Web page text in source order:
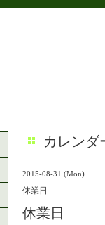
カレンダ
2015-08-31 (Mon)
休業日
休業日